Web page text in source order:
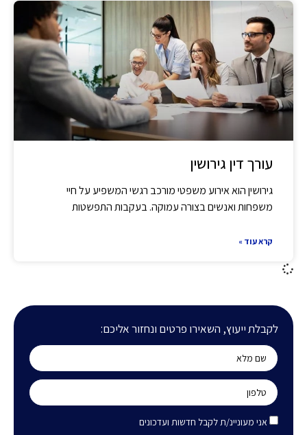
לקבלת ייעוץ, השאירו פרטים ונחזור אליכם:
אני מעוניינ/ת לקבל חדשות ועדכונים
עורך דין גירושין
גירושין הוא אירוע משפטי מורכב רגשי המשפיע על חיי
משפחות ואנשים בצורה עמוקה. בעקבות התפשטות
קרא עוד »